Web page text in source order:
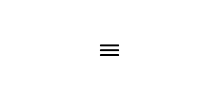
Toggle menu visibility.